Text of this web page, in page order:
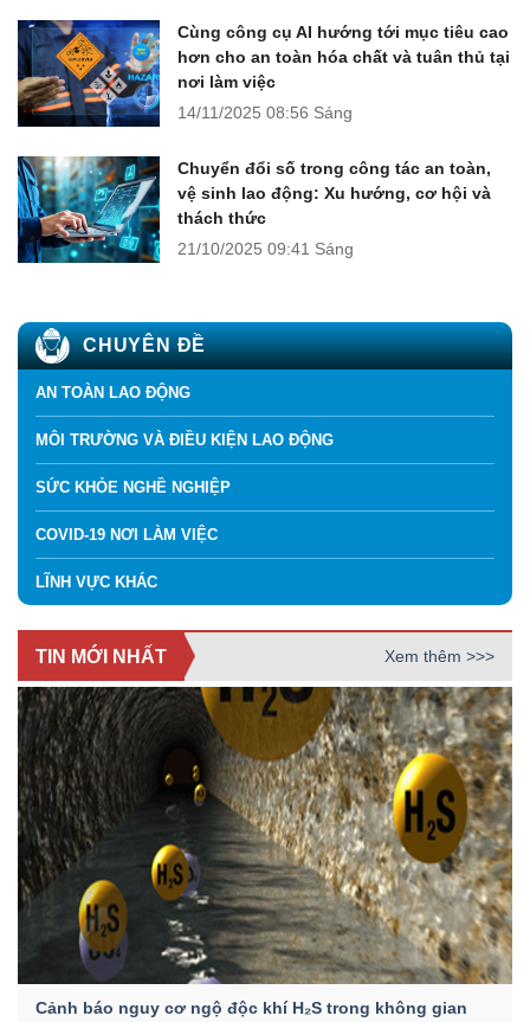
Cùng công cụ AI hướng tới mục tiêu cao
hơn cho an toàn hóa chất và tuân thủ tại
nơi làm việc
14/11/2025 08:56 Sáng
Chuyển đổi số trong công tác an toàn,
vệ sinh lao động: Xu hướng, cơ hội và
thách thức
21/10/2025 09:41 Sáng
CHUYÊN ĐỀ
AN TOÀN LAO ĐỘNG
MÔI TRƯỜNG VÀ ĐIỀU KIỆN LAO ĐỘNG
SỨC KHỎE NGHỀ NGHIỆP
COVID-19 NƠI LÀM VIỆC
LĨNH VỰC KHÁC
TIN MỚI NHẤT Xem thêm >>>
Cảnh báo nguy cơ ngộ độc khí H₂S trong không gian